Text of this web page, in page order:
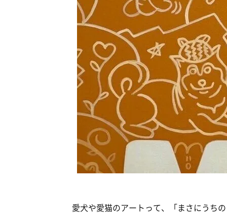
愛犬や愛猫のアートって、「まさにうち